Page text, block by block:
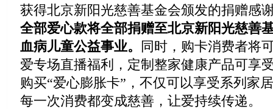
获得北京新阳光慈善基金会颁发的捐赠感
全部爱心款将全部捐赠至北京新阳光慈善
血病儿童公益事业。
同时，购卡消费者将
爱专场直播福利，定制整家健康产品可享
购买“爱心膨胀卡”，不仅可以享受系列家
每一次消费都变成慈善，让爱持续传递。